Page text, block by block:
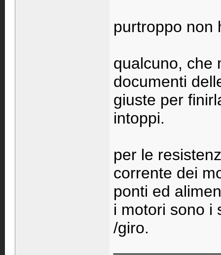
purtroppo non
qualcuno, che
documenti
giuste per
intoppi.
per le
corrente dei
ponti ed
i motori sono i
/giro.